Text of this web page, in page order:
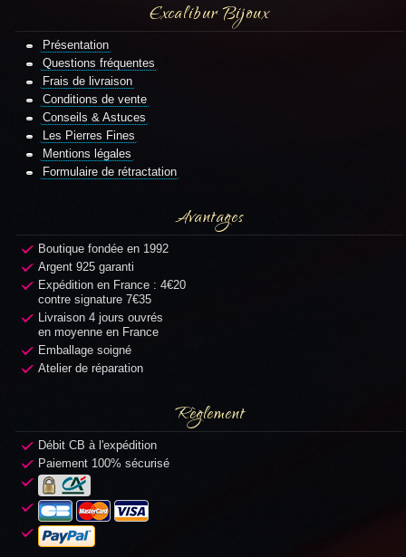
Excalibur Bijoux
Présentation
Questions fréquentes
Frais de livraison
Conditions de vente
Conseils & Astuces
Les Pierres Fines
Mentions légales
Formulaire de rétractation
Avantages
Boutique fondée en 1992
Argent 925 garanti
Expédition en France : 4€20
contre signature 7€35
Livraison 4 jours ouvrés
en moyenne en France
Emballage soigné
Atelier de réparation
Règlement
Débit CB à l'expédition
Paiement 100% sécurisé